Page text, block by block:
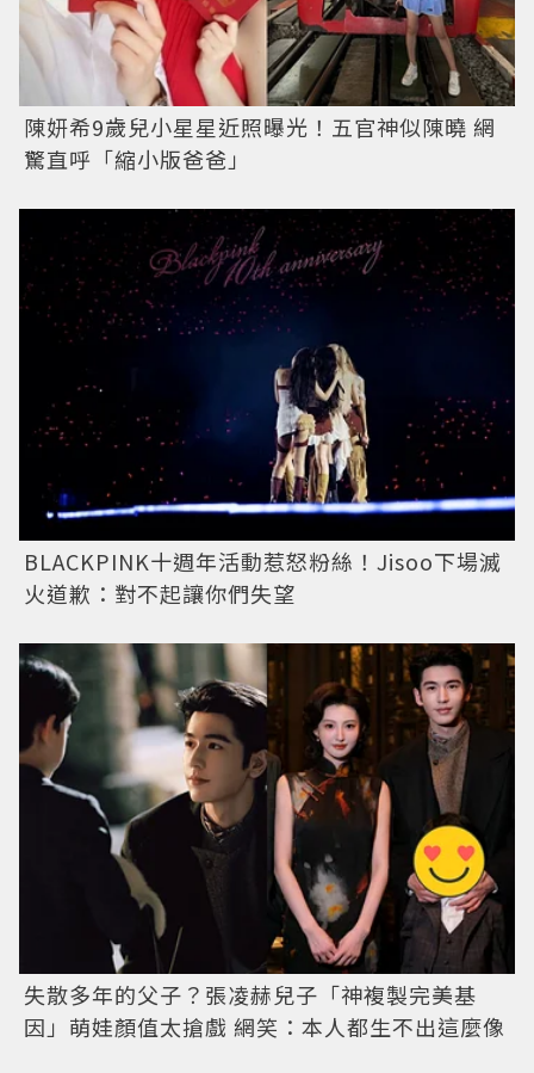
陳妍希9歲兒小星星近照曝光！五官神似陳曉 網
驚直呼「縮小版爸爸」
BLACKPINK十週年活動惹怒粉絲！Jisoo下場滅
火道歉：對不起讓你們失望
失散多年的父子？張凌赫兒子「神複製完美基
因」萌娃顏值太搶戲 網笑：本人都生不出這麼像